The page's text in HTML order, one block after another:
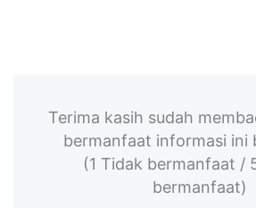
Terima kasih sudah
bermanfaat informasi ini
(1 Tidak bermanfaat /
bermanfaat)